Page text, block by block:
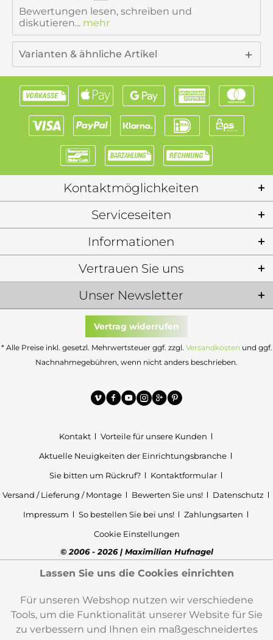
Bewertungen lesen, schreiben und
diskutieren... mehr
Varianten & ähnliche Artikel
Kontaktmöglichkeiten
Serviceseiten
Informationen
Unser Newsletter
Vertrauen Sie uns
Vertrag widerrufen
* Alle Preise inkl. gesetzl. Mehrwertsteuer ggf. zzgl. Versandkosten und ggf.
Nachnahmegebühren, wenn nicht anders beschrieben.
Kontakt
Vorteile für unsere Kunden
Aktuelle Neuigkeiten der Einrichtungsbranche
Sie bitten um Rückruf?
Kontaktformular
Versand / Lieferung / Montage
Bewerten Sie uns!
Datenschutz
Impressum
So bestellen Sie bei uns!
Zahlungsarten
Cookie Einstellungen
© 2006 - 2026 | Maximilian Hufnagel
Lassen Sie uns die Cookies einrichten
Für unseren Webshop nutzen wir verschiedene
Tools, um die Funktionalität unserer Website für Sie
zu verbessern und Ihnen ein maßgeschneidertes